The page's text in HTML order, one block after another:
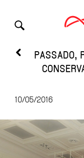
PASSADO,
10/05/2016